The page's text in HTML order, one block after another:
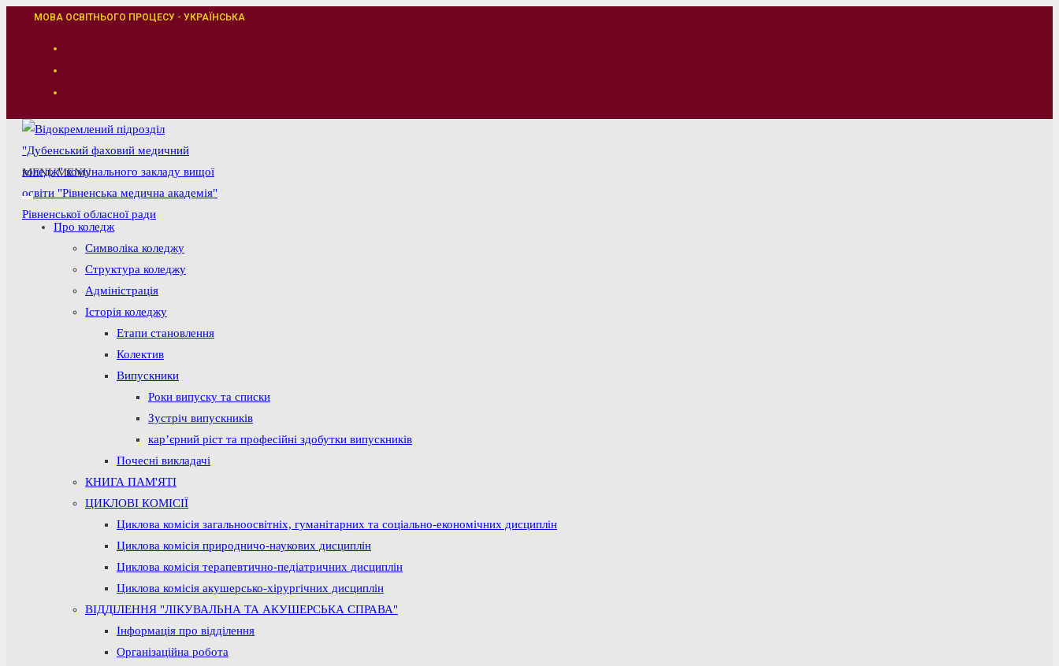
ПерейтиМОВА ОСВІТНЬОГО ПРОЦЕСУ - УКРАЇНСЬКА
MENUMENU
Про коледж
Символіка коледжу
Структура коледжу
Адміністрація
Історія коледжу
Етапи становлення
Колектив
Випускники
Роки випуску та списки
Зустріч випускників
кар’єрний ріст та професійні здобутки випускників
Почесні викладачі
КНИГА ПАМ'ЯТІ
ЦИКЛОВІ КОМІСІЇ
Циклова комісія загальноосвітніх, гуманітарних та соціально-економічних дисциплін
Циклова комісія природничо-наукових дисциплін
Циклова комісія терапевтично-педіатричних дисциплін
Циклова комісія акушерсько-хірургічних дисциплін
ВІДДІЛЕННЯ "ЛІКУВАЛЬНА ТА АКУШЕРСЬКА СПРАВА"
Інформація про відділення
Організаційна робота